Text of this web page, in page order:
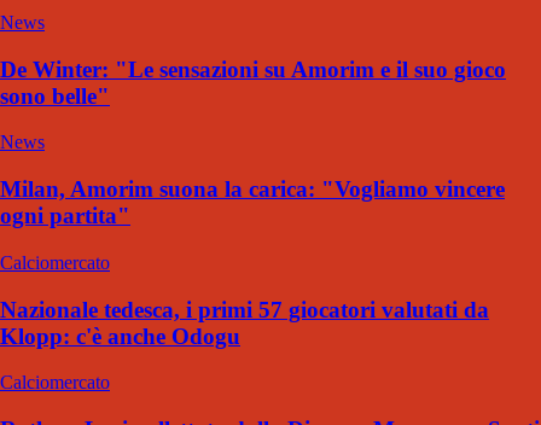
News
De Winter: "Le sensazioni su Amorim e il suo gioco
sono belle"
News
Milan, Amorim suona la carica: "Vogliamo vincere
ogni partita"
Calciomercato
Nazionale tedesca, i primi 57 giocatori valutati da
Klopp: c'è anche Odogu
Calciomercato